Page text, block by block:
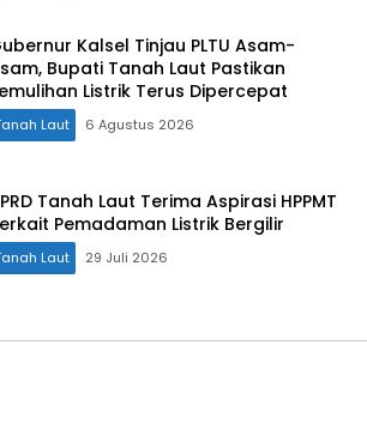
Kalsel Tinjau PLTU Asam-
Bupati Tanah Laut Pastikan
Listrik Terus Dipercepat
Laut 6 Agustus 2026
Tanah Laut Terima Aspirasi HPPMT
Pemadaman Listrik Bergilir
Laut 29 Juli 2026